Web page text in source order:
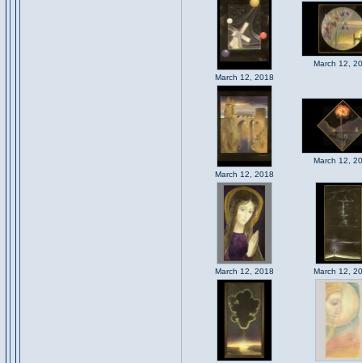
March 12, 2018
March 12,
March 12, 2018
March 12,
March 12, 2018 March 12,